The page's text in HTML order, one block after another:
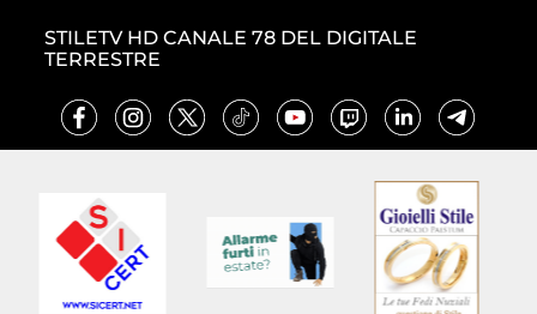
STILETV HD CANALE 78 DEL DIGITALE
TERRESTRE